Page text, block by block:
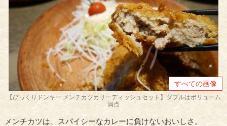
すべての画像
【びっくりドンキー メンチカツカリーディッシュセット】ダブルはボリューム
満点
メンチカツは、スパイシーなカレーに負けないおいしさ。